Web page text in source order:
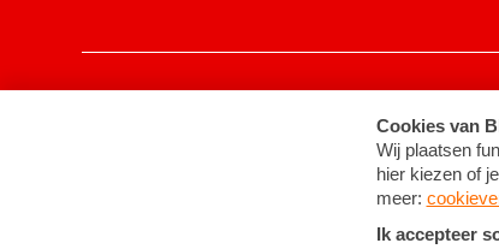
Cookie-instellingen